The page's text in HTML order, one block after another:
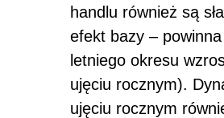
handlu również są
efekt bazy –
letniego okresu
ujęciu rocznym).
ujęciu rocznym